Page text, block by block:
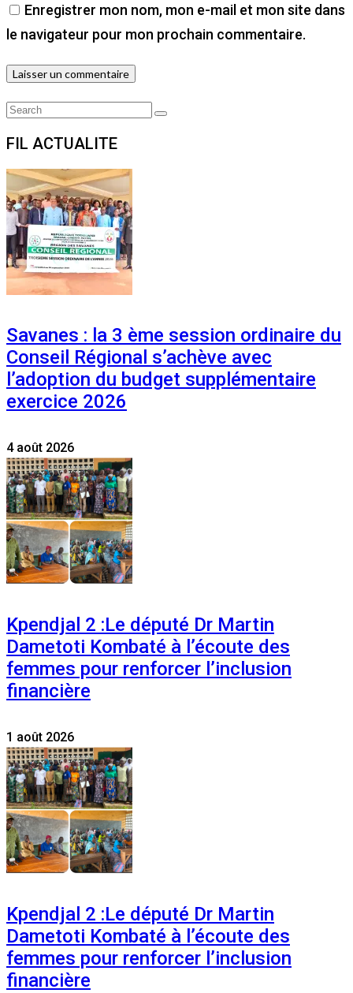
Enregistrer mon nom, mon e-mail et mon site dans
le navigateur pour mon prochain commentaire.
Search
Search
FIL ACTUALITE
Savanes : la 3 ème session ordinaire du
Conseil Régional s’achève avec
l’adoption du budget supplémentaire
exercice 2026
4 août 2026
Kpendjal 2 :Le député Dr Martin
Dametoti Kombaté à l’écoute des
femmes pour renforcer l’inclusion
financière
1 août 2026
Kpendjal 2 :Le député Dr Martin
Dametoti Kombaté à l’écoute des
femmes pour renforcer l’inclusion
financière